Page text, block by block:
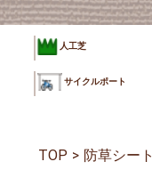
人工芝
サイクルポート
TOP > 防草シート